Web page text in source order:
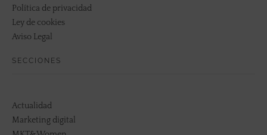
Política de privacidad
Ley de cookies
Aviso Legal
SECCIONES
Actualidad
Marketing digital